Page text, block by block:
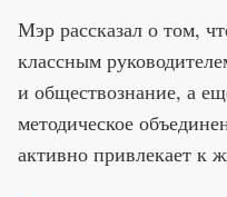
Мэр рассказал о том,
классным
и обществознание, а
методическое
активно привлекает к